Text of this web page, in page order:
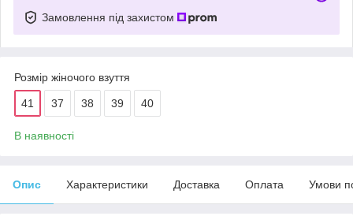
Замовлення під захистом
Розмір жіночого взуття
41 37 38 39 40
В наявності
Опис Характеристики Доставка Оплата Умови